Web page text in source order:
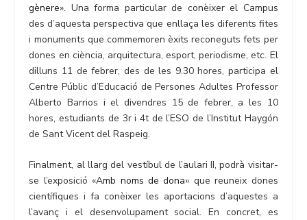
gènere». Una forma particular de conèixer el Campus
des d’aquesta perspectiva que enllaça les diferents fites
i monuments que commemoren èxits reconeguts fets per
dones en ciència, arquitectura, esport, periodisme, etc. El
dilluns 11 de febrer, des de les 9.30 hores, participa el
Centre Públic d’Educació de Persones Adultes Professor
Alberto Barrios i el divendres 15 de febrer, a les 10
hores, estudiants de 3r i 4t de l’ESO de l’Institut Haygón
de Sant Vicent del Raspeig.
Finalment, al llarg del vestíbul de l’aulari II, podrà visitar-
se l’exposició «Amb noms de dona» que reuneix dones
científiques i fa conèixer les aportacions d’aquestes a
l’avanç i el desenvolupament social. En concret, es